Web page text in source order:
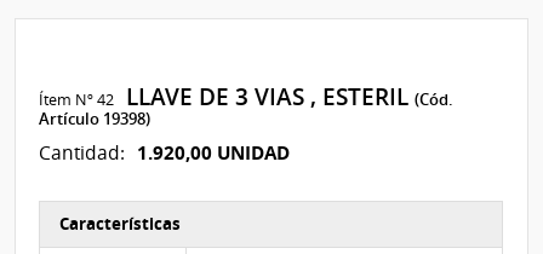
Ítem Nº 42 LLAVE DE 3 VIAS , ESTERIL(Cód.
Artículo 19398)
Cantidad: 1.920,00 UNIDAD
Características